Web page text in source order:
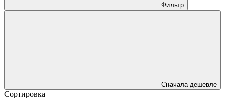
Фильтр
Сначала дешевле
Сортировка